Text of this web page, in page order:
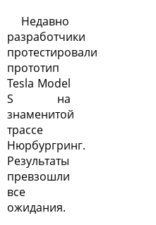
Недавно
разработчики
протестировали
прототип
Tesla Model
S на
знаменитой
трассе
Нюрбургринг.
Результаты
превзошли
все
ожидания.